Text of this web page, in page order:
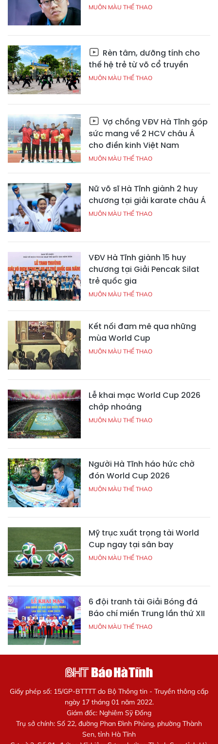
MUÔN MÀU THỂ THAO
Rèn tâm, dưỡng tính cho
thế hệ trẻ từ võ cổ truyền
MUÔN MÀU THỂ THAO
Vợ chồng VĐV Hà Tĩnh góp
sức mang về 2 HCV châu Á
cho điền kinh Việt Nam
MUÔN MÀU THỂ THAO
Nữ võ sĩ Hà Tĩnh giành 2 huy
chương tại giải karate châu Á
MUÔN MÀU THỂ THAO
VĐV Hà Tĩnh giành 15 huy
chương tại Giải Pencak Silat
trẻ quốc gia
MUÔN MÀU THỂ THAO
Kết nối đam mê qua những
mùa World Cup
MUÔN MÀU THỂ THAO
Lễ khai mạc World Cup 2026
chớp nhoáng
MUÔN MÀU THỂ THAO
Người Hà Tĩnh háo hức chờ
đón World Cup 2026
MUÔN MÀU THỂ THAO
Mỹ trục xuất trọng tài World
Cup ngay tại sân bay
MUÔN MÀU THỂ THAO
6 đội tranh tài Giải Bóng đá
Báo chí miền Trung lần thứ XII
MUÔN MÀU THỂ THAO
Giấy phép số: 15/GP-BTTTT do Bộ Thông tin - Truyền thông cấp
ngày 17 tháng 01 năm 2022.
Giám đốc: Nghiêm Sỹ Đống
Trụ sở chính: Số 22, đường Phan Đình Phùng, phường Thành
Sen, tỉnh Hà Tĩnh